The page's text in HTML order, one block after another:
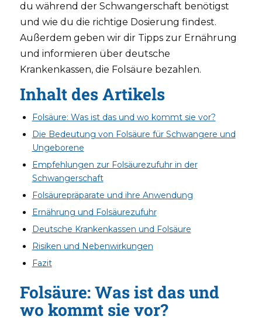
du während der Schwangerschaft benötigst
und wie du die richtige Dosierung findest.
Außerdem geben wir dir Tipps zur Ernährung
und informieren über deutsche
Krankenkassen, die Folsäure bezahlen.
Inhalt des Artikels
Folsäure: Was ist das und wo kommt sie vor?
Die Bedeutung von Folsäure für Schwangere und
Ungeborene
Empfehlungen zur Folsäurezufuhr in der
Schwangerschaft
Folsäurepräparate und ihre Anwendung
Ernährung und Folsäurezufuhr
Deutsche Krankenkassen und Folsäure
Risiken und Nebenwirkungen
Fazit
Folsäure: Was ist das und
wo kommt sie vor?